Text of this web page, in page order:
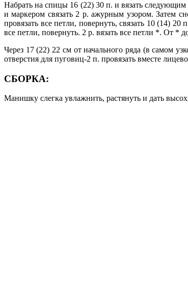
Набрать на спицы 16 (22) 30 п. и вязать
и маркером связать 2 р. ажурным узором. Затем
провязать все петли, повернуть, связать 10 (14) 20
все петли, повернуть. 2 р. вязать все петли *. От *
Через 17 (22) 22 см от начального ряда (в самом
отверстия для пуговиц-2 п. провязать вместе
СБОРКА:
Манишку слегка увлажнить, растянуть и дать